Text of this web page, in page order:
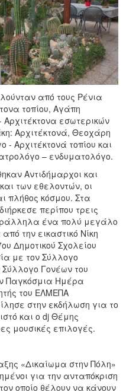
από τους Ρένια
τοπίου, Αγάπη
εσωτερικών
Αρχιτέκτονά, Θεοχάρη
Αρχιτέκτονά τοπίου και
– ενδυματολόγο.
Αντιδήμαρχοι και
των εθελοντών, οι
πλήθος κόσμου. Στα
περίπου τρεις
ένα πολύ μεγάλο
την εικαστικό Νίκη
Δημοτικού Σχολείου
με τον Σύλλογο
Γονέων του
Παγκόσμια Ημέρα
του ΕΛΜΕΠΑ
στην εκδήλωση για το
και ο dj Θέμης
μουσικές επιλογές.
«Δικαίωμα στην Πόλη»
για την ανταπόκριση
οποίο θέλουν να κάνουν